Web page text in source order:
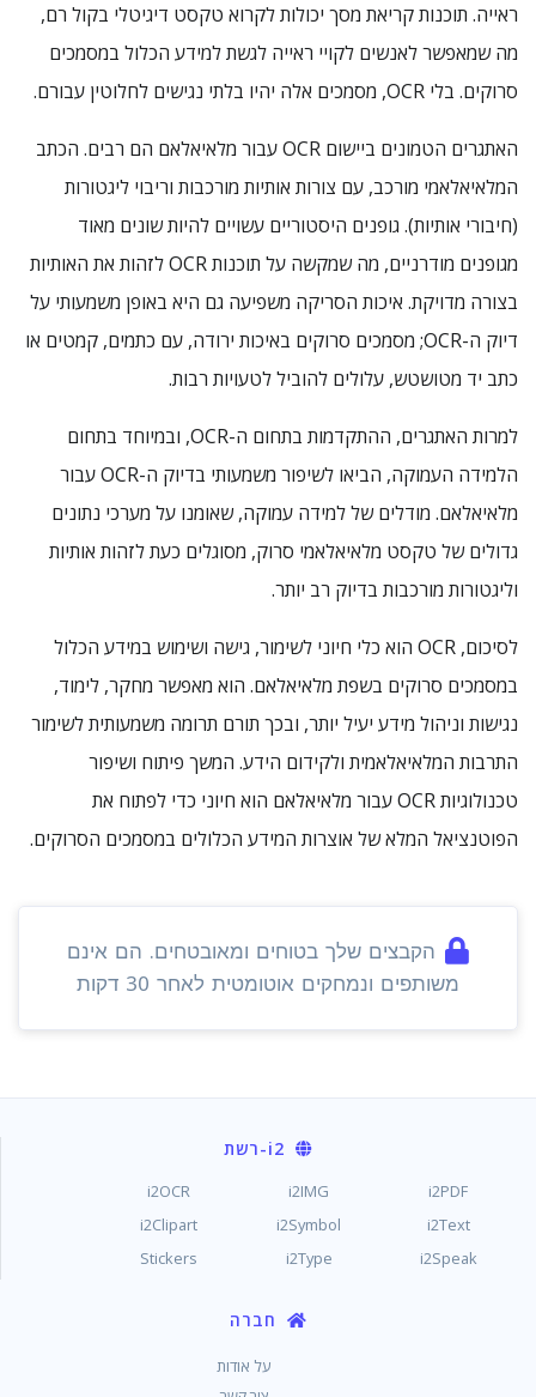
ראייה. תוכנות קריאת מסך יכולות לקרוא טקסט דיגיטלי בקול רם,
מה שמאפשר לאנשים לקויי ראייה לגשת למידע הכלול במסמכים
סרוקים. בלי OCR, מסמכים אלה יהיו בלתי נגישים לחלוטין עבורם.
האתגרים הטמונים ביישום OCR עבור מלאיאלאם הם רבים. הכתב
המלאיאלאמי מורכב, עם צורות אותיות מורכבות וריבוי ליגטורות
(חיבורי אותיות). גופנים היסטוריים עשויים להיות שונים מאוד
מגופנים מודרניים, מה שמקשה על תוכנות OCR לזהות את האותיות
בצורה מדויקת. איכות הסריקה משפיעה גם היא באופן משמעותי על
דיוק ה-OCR; מסמכים סרוקים באיכות ירודה, עם כתמים, קמטים או
כתב יד מטושטש, עלולים להוביל לטעויות רבות.
למרות האתגרים, ההתקדמות בתחום ה-OCR, ובמיוחד בתחום
הלמידה העמוקה, הביאו לשיפור משמעותי בדיוק ה-OCR עבור
מלאיאלאם. מודלים של למידה עמוקה, שאומנו על מערכי נתונים
גדולים של טקסט מלאיאלאמי סרוק, מסוגלים כעת לזהות אותיות
וליגטורות מורכבות בדיוק רב יותר.
לסיכום, OCR הוא כלי חיוני לשימור, גישה ושימוש במידע הכלול
במסמכים סרוקים בשפת מלאיאלאם. הוא מאפשר מחקר, לימוד,
נגישות וניהול מידע יעיל יותר, ובכך תורם תרומה משמעותית לשימור
התרבות המלאיאלאמית ולקידום הידע. המשך פיתוח ושיפור
טכנולוגיות OCR עבור מלאיאלאם הוא חיוני כדי לפתוח את
הפוטנציאל המלא של אוצרות המידע הכלולים במסמכים הסרוקים.
הקבצים שלך בטוחים ומאובטחים. הם אינם
משותפים ונמחקים אוטומטית לאחר 30 דקות
i2-רשת
i2PDF
i2IMG
i2OCR
i2Text
i2Symbol
i2Clipart
i2Speak
i2Type
Stickers
חברה
על אודות